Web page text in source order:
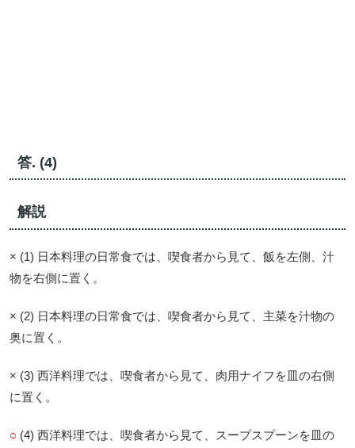
答. (4)
解説
× (1) 日本料理の日常食では、喫食者から見て、飯を左側、汁
物を右側に置く。
× (2) 日本料理の日常食では、喫食者から見て、主菜を汁物の
奥に置く。
× (3) 西洋料理では、喫食者から見て、肉用ナイフを皿の右側
に置く。
○ (4) 西洋料理では、喫食者から見て、スープスプーンを皿の